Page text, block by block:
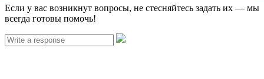
Если у вас возникнут вопросы, не стесняйтесь задать их — мы
всегда готовы помочь!